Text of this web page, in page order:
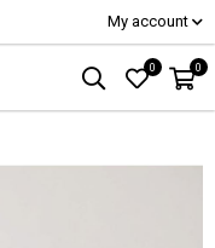
My account
0 0